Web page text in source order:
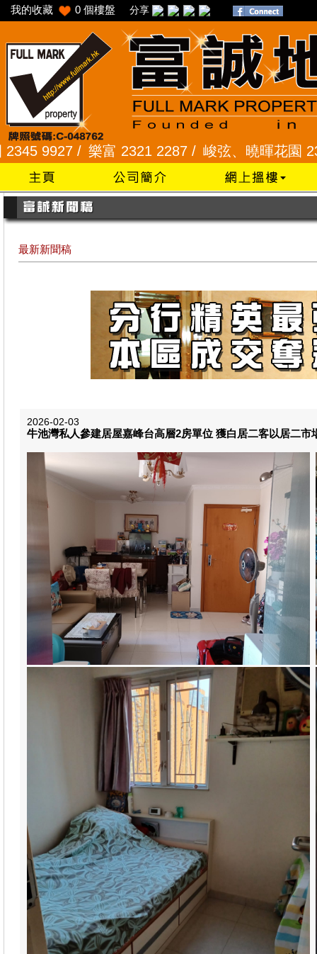
我的收藏 0 個樓盤 分享
樂富 2321 2287 / 峻弦、曉暉花園 2345 1286 /
最新新聞稿
2026-02-03
牛池灣私人參建居屋嘉峰台高層2房單位 獲白居二客以居二市